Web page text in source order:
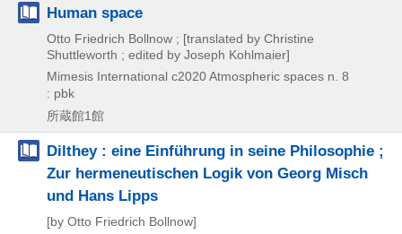
Human space
Otto Friedrich Bollnow ; [translated by Christine
Shuttleworth ; edited by Joseph Kohlmaier]
Mimesis International c2020Atmospheric spaces n. 8
: pbk
所蔵館1館
Dilthey : eine Einführung in seine Philosophie ;
Zur hermeneutischen Logik von Georg Misch
und Hans Lipps
[by Otto Friedrich Bollnow]